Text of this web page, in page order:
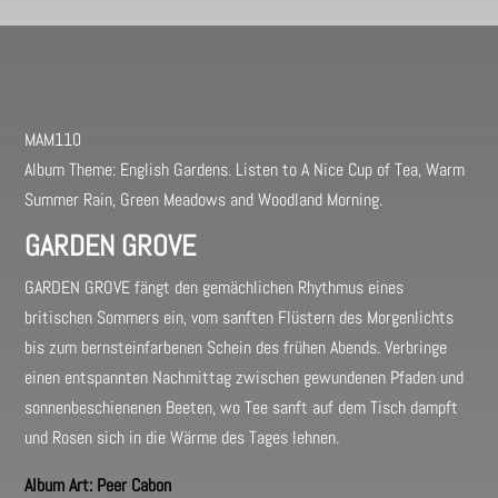
MAM110
Album Theme: English Gardens. Listen to A Nice Cup of Tea, Warm
Summer Rain, Green Meadows and Woodland Morning.
GARDEN GROVE
GARDEN GROVE fängt den gemächlichen Rhythmus eines
britischen Sommers ein, vom sanften Flüstern des Morgenlichts
bis zum bernsteinfarbenen Schein des frühen Abends. Verbringe
einen entspannten Nachmittag zwischen gewundenen Pfaden und
sonnenbeschienenen Beeten, wo Tee sanft auf dem Tisch dampft
und Rosen sich in die Wärme des Tages lehnen.
Album Art: Peer Cabon